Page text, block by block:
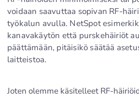
voidaan saavuttaa sopivan RF-
työkalun avulla. NetSpot
kanavakäytön että purskehäiriöt
päättämään, pitäisikö säätää
laitteistoa.
Joten olemme käsitelleet RF-